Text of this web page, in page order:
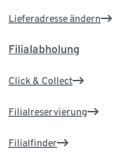
Lieferadresse ändern
Filialabholung
Click & Collect
Filialreservierung
Filialfinder